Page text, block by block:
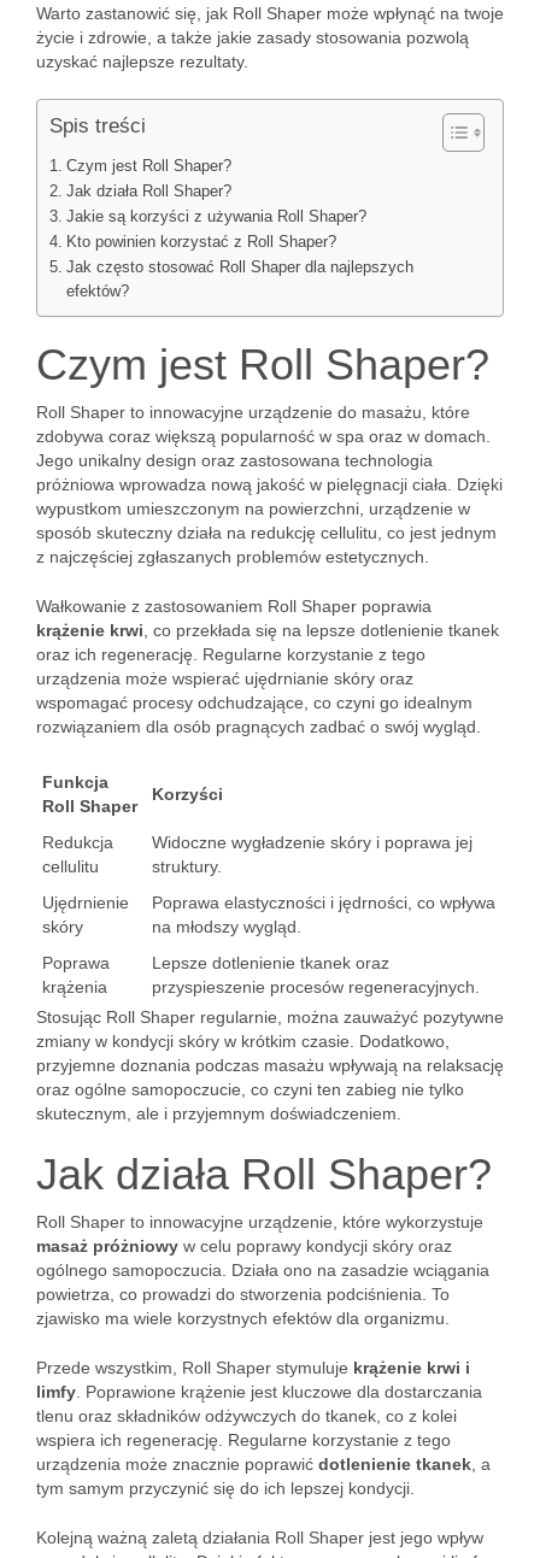
Warto zastanowić się, jak Roll Shaper może wpłynąć na twoje
życie i zdrowie, a także jakie zasady stosowania pozwolą
uzyskać najlepsze rezultaty.
Spis treści
Czym jest Roll Shaper?
Jak działa Roll Shaper?
Jakie są korzyści z używania Roll Shaper?
Kto powinien korzystać z Roll Shaper?
Jak często stosować Roll Shaper dla najlepszych
efektów?
Czym jest Roll Shaper?
Roll Shaper to innowacyjne urządzenie do masażu, które
zdobywa coraz większą popularność w spa oraz w domach.
Jego unikalny design oraz zastosowana technologia
próżniowa wprowadza nową jakość w pielęgnacji ciała. Dzięki
wypustkom umieszczonym na powierzchni, urządzenie w
sposób skuteczny działa na redukcję cellulitu, co jest jednym
z najczęściej zgłaszanych problemów estetycznych.
Wałkowanie z zastosowaniem Roll Shaper poprawia
krążenie krwi , co przekłada się na lepsze dotlenienie tkanek
oraz ich regenerację. Regularne korzystanie z tego
urządzenia może wspierać ujędrnianie skóry oraz
wspomagać procesy odchudzające, co czyni go idealnym
rozwiązaniem dla osób pragnących zadbać o swój wygląd.
Funkcja
Roll Shaper
Korzyści
Redukcja
cellulitu
Widoczne wygładzenie skóry i poprawa jej
struktury.
Ujędrnienie
skóry
Poprawa elastyczności i jędrności, co wpływa
na młodszy wygląd.
Poprawa
krążenia
Lepsze dotlenienie tkanek oraz
przyspieszenie procesów regeneracyjnych.
Stosując Roll Shaper regularnie, można zauważyć pozytywne
zmiany w kondycji skóry w krótkim czasie. Dodatkowo,
przyjemne doznania podczas masażu wpływają na relaksację
oraz ogólne samopoczucie, co czyni ten zabieg nie tylko
skutecznym, ale i przyjemnym doświadczeniem.
Jak działa Roll Shaper?
Roll Shaper to innowacyjne urządzenie, które wykorzystuje
masaż próżniowy w celu poprawy kondycji skóry oraz
ogólnego samopoczucia. Działa ono na zasadzie wciągania
powietrza, co prowadzi do stworzenia podciśnienia. To
zjawisko ma wiele korzystnych efektów dla organizmu.
Przede wszystkim, Roll Shaper stymuluje krążenie krwi i
limfy . Poprawione krążenie jest kluczowe dla dostarczania
tlenu oraz składników odżywczych do tkanek, co z kolei
wspiera ich regenerację. Regularne korzystanie z tego
urządzenia może znacznie poprawić dotlenienie tkanek , a
tym samym przyczynić się do ich lepszej kondycji.
Kolejną ważną zaletą działania Roll Shaper jest jego wpływ